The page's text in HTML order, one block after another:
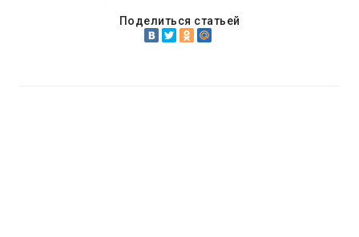
Поделиться статьей